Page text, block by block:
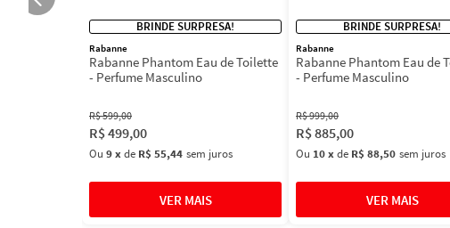
BRINDE SURPRESA!
Rabanne
Rabanne Phantom Eau de Toilette
- Perfume Masculino
R$599,00
R$499,00
Ou 9xde R$ 55,44 sem juros
BRINDE SURPRESA!
Rabanne
Rabanne Phantom Eau de
- Perfume Masculino
R$999,00
R$885,00
Ou 10xde R$ 88,50 sem juros